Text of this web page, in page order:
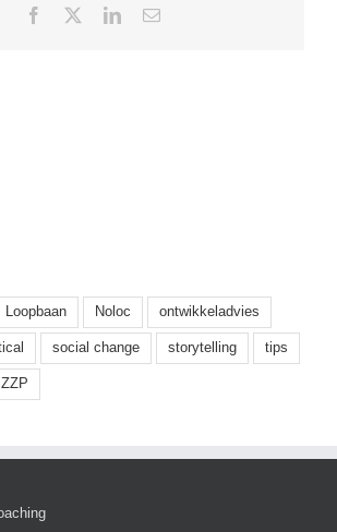
Facebook LinkedIn
E-
Loopbaan Noloc ontwikkeladvies
social change storytelling tips
ZZP